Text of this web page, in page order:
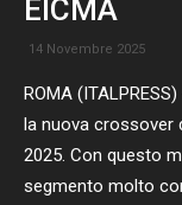
EICMA
14 Novembre 2025
ROMA
la nuova crossover
2025. Con questo
segmento molto